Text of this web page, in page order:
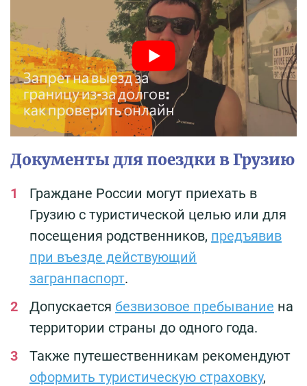
Документы для поездки в Грузию
Граждане России могут приехать в
Грузию с туристической целью или для
посещения родственников, предъявив
при въезде действующий
загранпаспорт.
Допускается безвизовое пребывание на
территории страны до одного года.
Также путешественникам рекомендуют
оформить туристическую страховку,